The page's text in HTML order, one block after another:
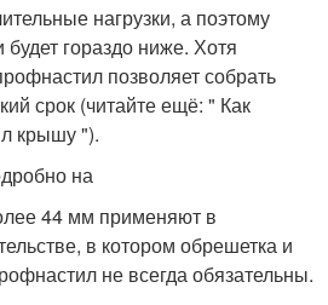
нагрузки, а поэтому
будет гораздо ниже. Хотя
позволяет собрать
срок (читайте ещё: " Как
крышу ").
на
44 мм применяют в
в котором обрешетка и
не всегда обязательны.